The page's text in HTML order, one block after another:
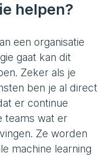
helpen?
een organisatie
gaat kan dit
Zeker als je
ben je al direct
er continue
teams wat er
Ze worden
machine learning